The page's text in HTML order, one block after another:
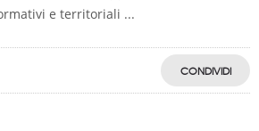
e territoriali ...
CONDIVIDI